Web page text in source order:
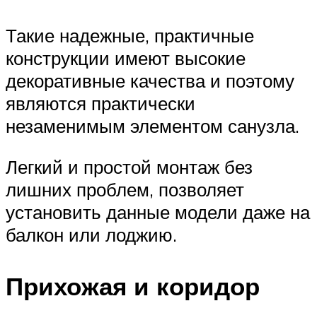
Такие надежные, практичные
конструкции имеют высокие
декоративные качества и поэтому
являются практически
незаменимым элементом санузла.
Легкий и простой монтаж без
лишних проблем, позволяет
установить данные модели даже на
балкон или лоджию.
Прихожая и коридор